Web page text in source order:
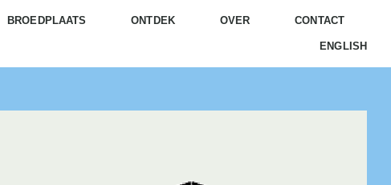
BROEDPLAATS ONTDEK OVER CONTACT
ENGLISH